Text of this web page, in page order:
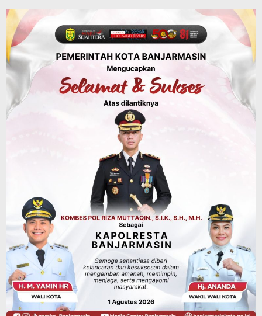
Digital, Target 30 Persen IKD Masih
Jauh, Komisi II DPR Turun Tangan
Agustus 7, 2026
Dinas PUPR Kalsel Headline Pembangunan
Jalan Veteran Km 5,5 Sungai Lulut
Dibuka Pasca Retak dan Amblas,
Angkutan Bertonase 6 Ton Lebih Tak
Diperbolehkan Melintas
Headline
Panaskan Kembali Arena Panjat Tebing,
FPTI Banjarmasin Siapkan Sirkuit se-
Kalsel
Agustus 8, 2026